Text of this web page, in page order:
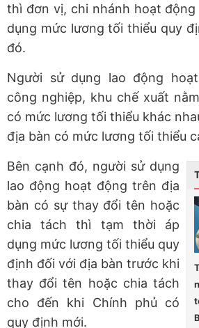
thì đơn vị, chi nhánh hoạt
dụng mức lương tối thiểu quy
đó.
Người sử dụng lao động
công nghiệp, khu chế xuất
có mức lương tối thiểu khác
địa bàn có mức lương tối thiểu
Bên cạnh đó, người sử dụng
lao động hoạt động trên địa
bàn có sự thay đổi tên hoặc
chia tách thì tạm thời áp
dụng mức lương tối thiểu quy
định đối với địa bàn trước khi
thay đổi tên hoặc chia tách
cho đến khi Chính phủ có
quy định mới.